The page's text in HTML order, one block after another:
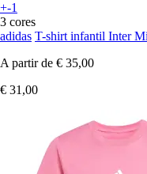
+-1
3 cores
adidas T-shirt infantil Inter
A partir de € 35,00
€ 31,00